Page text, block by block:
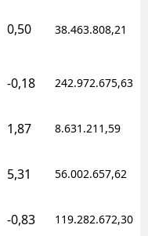
0,50 38.463.808,21
-0,18 242.972.675,63
1,87 8.631.211,59
5,31 56.002.657,62
-0,83 119.282.672,30